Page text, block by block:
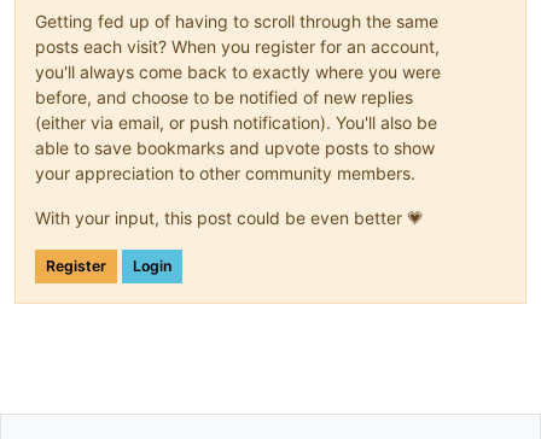
Getting fed up of having to scroll through the same
posts each visit? When you register for an account,
you'll always come back to exactly where you were
before, and choose to be notified of new replies
(either via email, or push notification). You'll also be
able to save bookmarks and upvote posts to show
your appreciation to other community members.
With your input, this post could be even better 💗
Register Login